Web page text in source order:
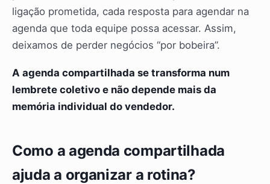
ligação prometida, cada resposta para agendar na
agenda que toda equipe possa acessar. Assim,
deixamos de perder negócios “por bobeira”.
A agenda compartilhada se transforma num
lembrete coletivo e não depende mais da
memória individual do vendedor.
Como a agenda compartilhada
ajuda a organizar a rotina?